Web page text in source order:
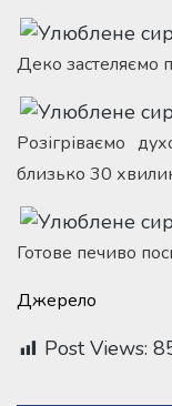
Деко застеляємо
Розігріваємо
близько 30
Готове печиво
Джерело
Post Views: